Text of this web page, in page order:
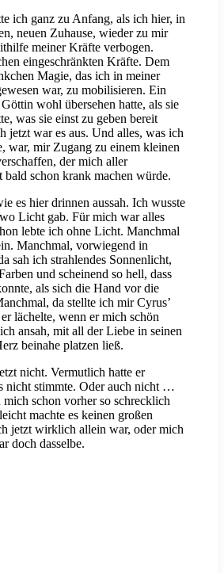
ich ganz zu Anfang, als ich hier, in
neuen Zuhause, wieder zu mir
meiner Kräfte verbogen.
eingeschränkten Kräfte. Dem
Magie, das ich in meiner
war, zu mobilisieren. Ein
wohl übersehen hatte, als sie
was sie einst zu geben bereit
jetzt war es aus. Und alles, was ich
war, mir Zugang zu einem kleinen
der mich aller
bald schon krank machen würde.
es hier drinnen aussah. Ich wusste
Licht gab. Für mich war alles
lebte ich ohne Licht. Manchmal
Manchmal, vorwiegend in
sah ich strahlendes Sonnenlicht,
und scheinend so hell, dass
als sich die Hand vor die
da stellte ich mir Cyrus’
lächelte, wenn er mich schön
ansah, mit all der Liebe in seinen
beinahe platzen ließ.
nicht. Vermutlich hatte er
nicht stimmte. Oder auch nicht …
schon vorher so schrecklich
machte es keinen großen
jetzt wirklich allein war, oder mich
doch dasselbe.